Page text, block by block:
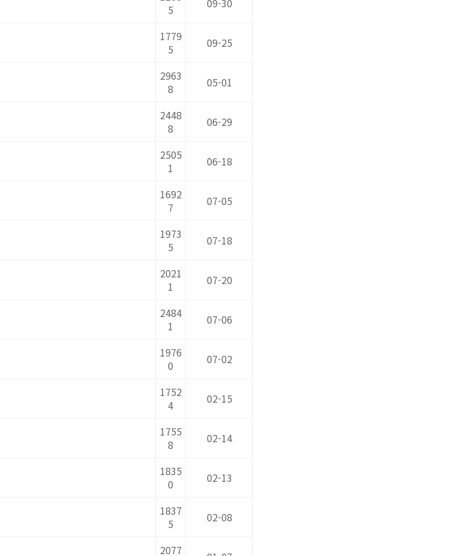
5
09-30
1779
5
09-25
2963
8
05-01
2448
8
06-29
2505
1
06-18
1692
7
07-05
1973
5
07-18
2021
1
07-20
2484
1
07-06
1976
0
07-02
1752
4
02-15
1755
8
02-14
1835
0
02-13
1837
5
02-08
2077